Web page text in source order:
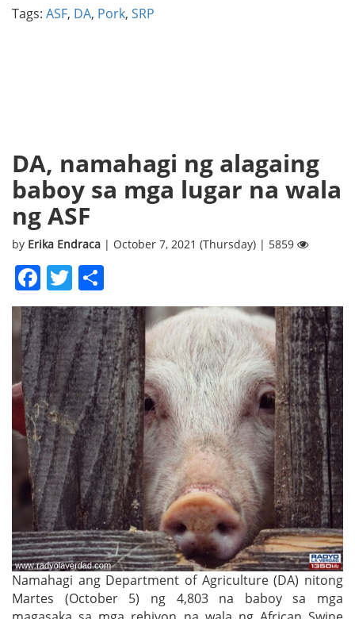
Tags: ASF, DA, Pork, SRP
DA, namahagi ng alagaing
baboy sa mga lugar na wala
ng ASF
by Erika Endraca | October 7, 2021 (Thursday) | 5859
Facebook
Twitter
Namahagi ang Department of Agriculture (DA) nitong
Martes (October 5) ng 4,803 na baboy sa mga